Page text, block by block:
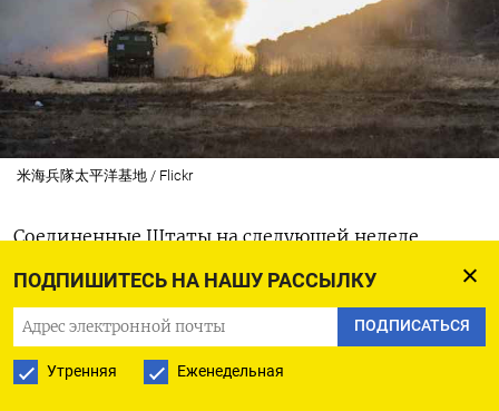
ПОДПИШИТЕСЬ НА НАШУ РАССЫЛКУ
ПОДПИСАТЬСЯ
Утренняя Еженедельная
米海兵隊太平洋基地 / Flickr
Соединенные Штаты на следующей неделе
объявят о выделении Украине нового крупного
пакета военной помощи, пишетCNNсо ссылкой
на два источника из числа американских
чиновников.